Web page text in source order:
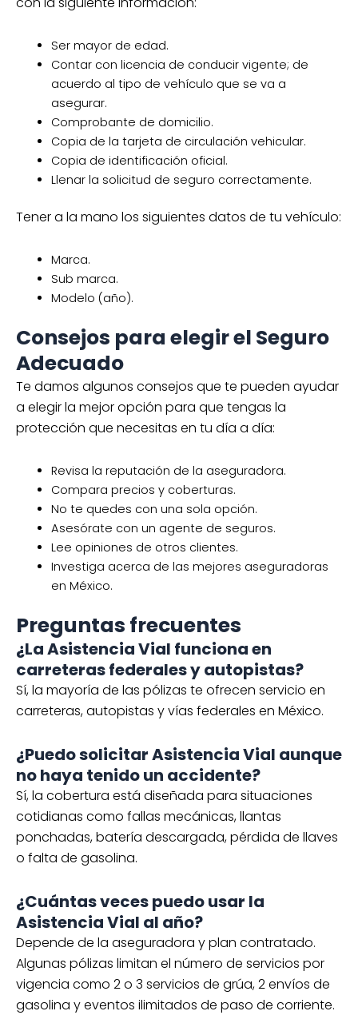
Ser mayor de edad.
Contar con licencia de conducir vigente; de
acuerdo al tipo de vehículo que se va a
asegurar.
Comprobante de domicilio.
Copia de la tarjeta de circulación vehicular.
Copia de identificación oficial.
Llenar la solicitud de seguro correctamente.
Tener a la mano los siguientes datos de tu vehículo:
Marca.
Sub marca.
Modelo (año).
Consejos para elegir el Seguro
Adecuado
Te damos algunos consejos que te pueden ayudar
a elegir la mejor opción para que tengas la
protección que necesitas en tu día a día:
Revisa la reputación de la aseguradora.
Compara precios y coberturas.
No te quedes con una sola opción.
Asesórate con un agente de seguros.
Lee opiniones de otros clientes.
Investiga acerca de las mejores aseguradoras
en México.
Preguntas frecuentes
¿La Asistencia Vial funciona en
carreteras federales y autopistas?
Sí, la mayoría de las pólizas te ofrecen servicio en
carreteras, autopistas y vías federales en México.
¿Puedo solicitar Asistencia Vial aunque
no haya tenido un accidente?
Sí, la cobertura está diseñada para situaciones
cotidianas como fallas mecánicas, llantas
ponchadas, batería descargada, pérdida de llaves
o falta de gasolina.
¿Cuántas veces puedo usar la
Asistencia Vial al año?
Depende de la aseguradora y plan contratado.
Algunas pólizas limitan el número de servicios por
vigencia como 2 o 3 servicios de grúa, 2 envíos de
gasolina y eventos ilimitados de paso de corriente.